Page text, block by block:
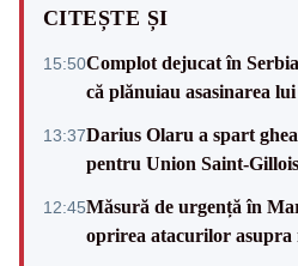
CITEȘTE ȘI
15:50Complot dejucat în
că plănuiau asasinarea
13:37Darius Olaru a spart
pentru Union Saint-
12:45Măsură de urgență în
oprirea atacurilor asupra